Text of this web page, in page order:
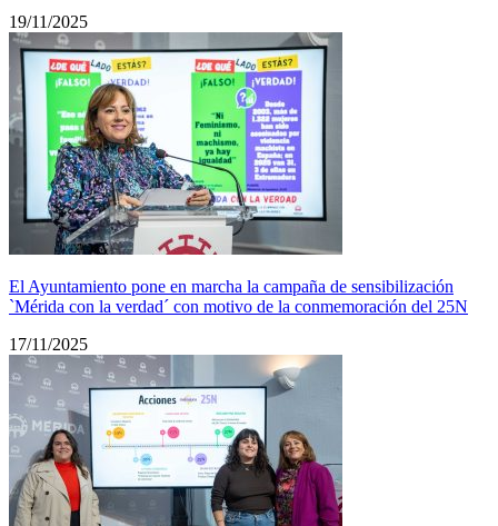
19/11/2025
El Ayuntamiento pone en marcha la campaña de sensibilización
`Mérida con la verdad´ con motivo de la conmemoración del 25N
17/11/2025